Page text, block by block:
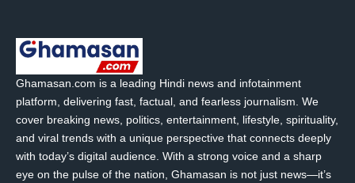
Ghamasan.com is a leading Hindi news and infotainment
platform, delivering fast, factual, and fearless journalism. We
cover breaking news, politics, entertainment, lifestyle, spirituality,
and viral trends with a unique perspective that connects deeply
with today’s digital audience. With a strong voice and a sharp
eye on the pulse of the nation, Ghamasan is not just news—it’s